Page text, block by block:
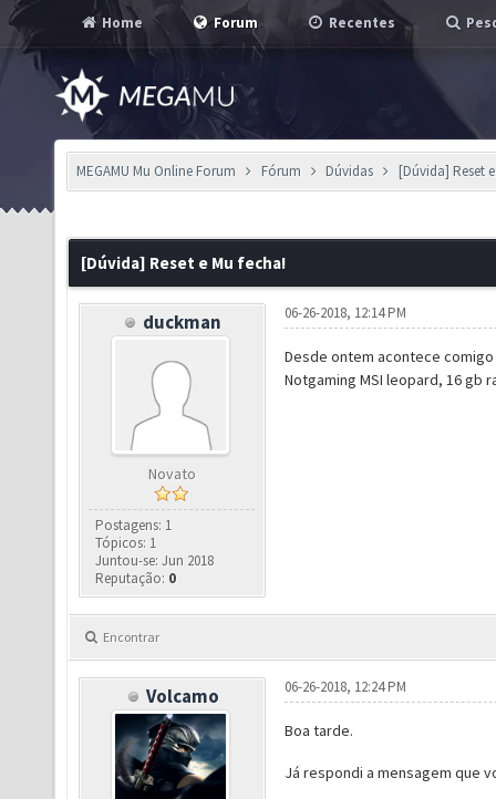
Home Forum Recentes
MEGAMU Mu Online Forum Fórum Dúvidas [Dúvida] Reset
[Dúvida] Reset e Mu fecha!
duckman
Novato
Postagens: 1
Tópicos: 1
Juntou-se: Jun 2018
Reputação: 0
06-26-2018, 12:14 PM
Desde ontem acontece
Notgaming MSI leopard, 16 gb
Encontrar
Volcamo 06-26-2018, 12:24 PM
Boa tarde.
Já respondi a mensagem que